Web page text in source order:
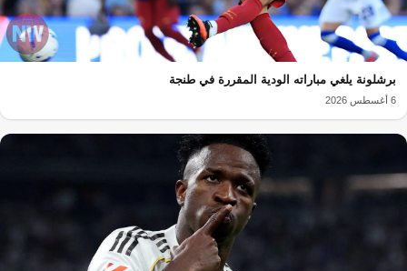
برشلونة يلغي مباراته الودية المقررة في طنجة
6 أغسطس 2026